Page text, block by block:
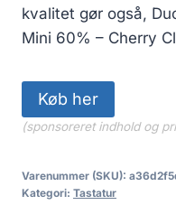
kvalitet gør også,
Mini 60% – Cherry
Køb her
(sponsoreret indhold og
Varenummer (SKU):
Kategori: Tastatur